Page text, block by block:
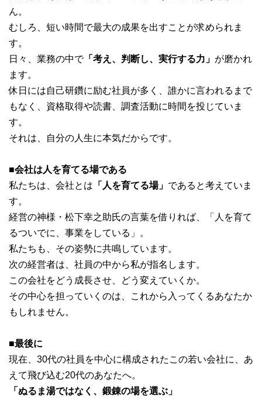
ん。
むしろ、短い時間で最大の成果を出すことが求められま
す。
日々、業務の中で「考え、判断し、実行する力」 が磨かれ
ます。
休日には自己研鑽に励む社員が多く、誰かに言われるまで
もなく、資格取得や読書、調査活動に時間を投じていま
す。
それは、自分の人生に本気だからです。
■会社は人を育てる場である
私たちは、会社とは 「人を育てる場」 であると考えていま
す。
経営の神様・松下幸之助氏の言葉を借りれば、「人を育て
るついでに、事業をしている」。
私たちも、その姿勢に共鳴しています。
次の経営者は、社員の中から私が指名します。
この会社をどう成長させ、どう変えていくか。
その中心を担っていくのは、これから入ってくるあなたか
もしれません。
■最後に
現在、30代の社員を中心に構成されたこの若い会社に、あ
えて飛び込む20代のあなたへ。
「ぬるま湯ではなく、鍛錬の場を選ぶ」